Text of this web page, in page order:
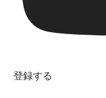
登録する